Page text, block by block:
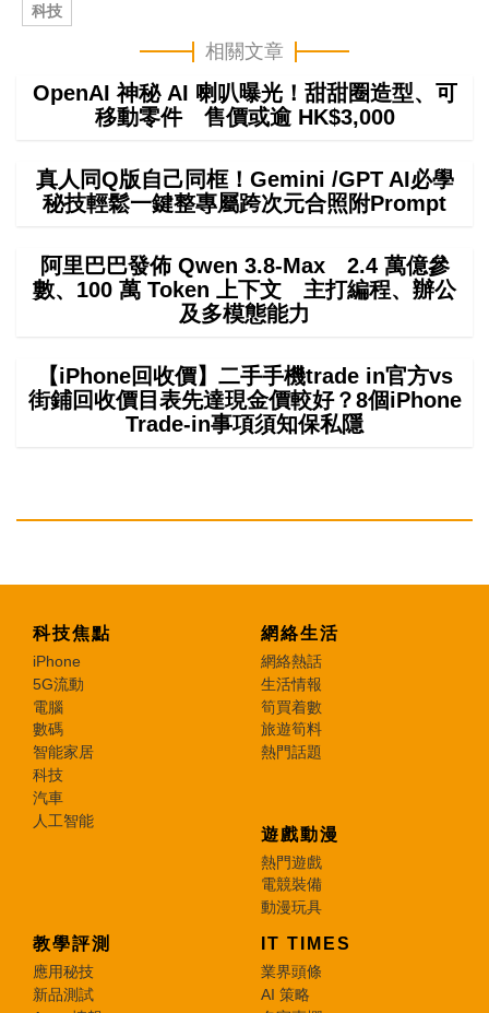
科技
相關文章
OpenAI 神秘 AI 喇叭曝光！甜甜圈造型、可
移動零件 售價或逾 HK$3,000
真人同Q版自己同框！Gemini /GPT AI必學
秘技輕鬆一鍵整專屬跨次元合照附Prompt
阿里巴巴發佈 Qwen 3.8-Max 2.4 萬億參
數、100 萬 Token 上下文 主打編程、辦公
及多模態能力
【iPhone回收價】二手手機trade in官方vs
街鋪回收價目表先達現金價較好？8個iPhone
Trade-in事項須知保私隱
科技焦點
iPhone
5G流動
電腦
數碼
智能家居
科技
汽車
人工智能
網絡生活
網絡熱話
生活情報
筍買着數
旅遊筍料
熱門話題
遊戲動漫
熱門遊戲
電競裝備
動漫玩具
教學評測
應用秘技
新品測試
IT TIMES
業界頭條
AI 策略